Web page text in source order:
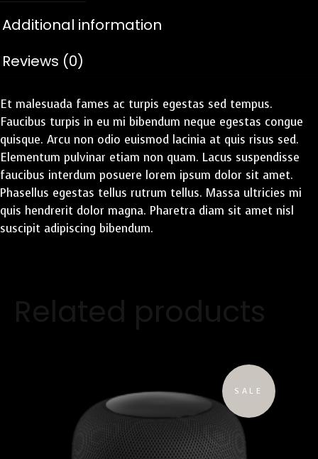
Additional information
Reviews (0)
Et malesuada fames ac turpis egestas sed tempus.
Faucibus turpis in eu mi bibendum neque egestas congue
quisque. Arcu non odio euismod lacinia at quis risus sed.
Elementum pulvinar etiam non quam. Lacus suspendisse
faucibus interdum posuere lorem ipsum dolor sit amet.
Phasellus egestas tellus rutrum tellus. Massa ultricies mi
quis hendrerit dolor magna. Pharetra diam sit amet nisl
suscipit adipiscing bibendum.
SALE